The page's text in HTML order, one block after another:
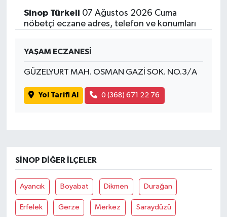
Sinop Türkeli 07 Ağustos 2026 Cuma
nöbetçi eczane adres, telefon ve konumları
YAŞAM ECZANESİ
GÜZELYURT MAH. OSMAN GAZİ SOK. NO.3/A
Yol Tarifi Al 0 (368) 671 22 76
SINOP DIĞER İLÇELER
Ayancık Boyabat Dikmen Durağan
Erfelek Gerze Merkez Saraydüzü